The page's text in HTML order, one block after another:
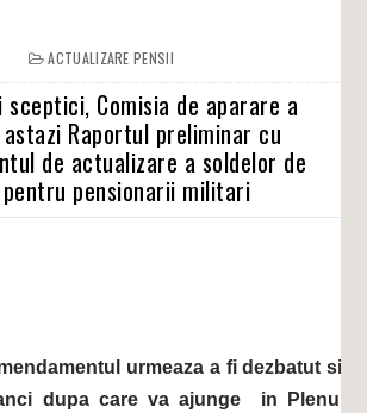
ACTUALIZARE PENSII
sceptici, Comisia de aparare a
Raportul preliminar cu
de actualizare a soldelor de
pensionarii militari
urmeaza a fi dezbatut si
dupa care va ajunge in Plenul